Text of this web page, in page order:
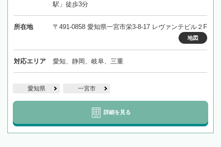
駅」徒歩3分
所在地 〒491-0858 愛知県一宮市栄3-8-17 レヴァンテビル２F
地図
対応エリア 愛知、静岡、岐阜、三重
愛知県 一宮市
詳細を見る